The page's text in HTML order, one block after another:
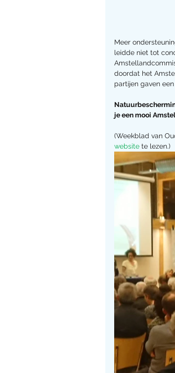
Meer
leidde niet tot
doordat het
partijen gaven
je een mooi
(Weekblad van
website te lezen.)